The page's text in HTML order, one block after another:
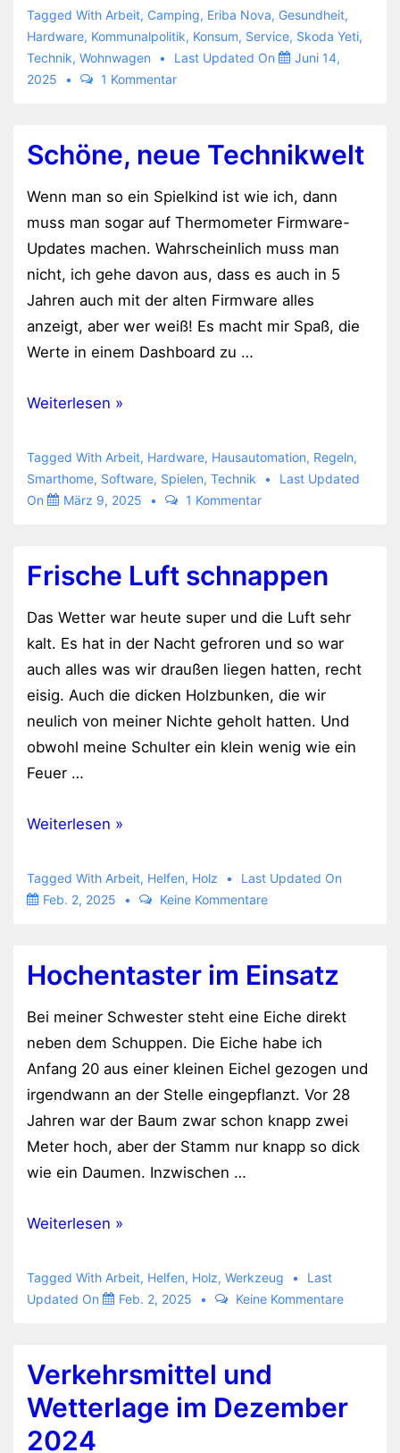
Gasdichtigkeitsprüfung
gemacht
Tagged With Arbeit, Camping, Eriba Nova, Gesundheit,
Hardware, Kommunalpolitik, Konsum, Service, Skoda Yeti,
Technik, Wohnwagen Last Updated On
Juni 14,
2025
1 Kommentar
Schöne, neue Technikwelt
Wenn man so ein Spielkind ist wie ich, dann
muss man sogar auf Thermometer Firmware-
Updates machen. Wahrscheinlich muss man
nicht, ich gehe davon aus, dass es auch in 5
Jahren auch mit der alten Firmware alles
anzeigt, aber wer weiß! Es macht mir Spaß, die
Werte in einem Dashboard zu …
Schöne,
Technikwelt
Weiterlesen »
Tagged With Arbeit, Hardware, Hausautomation, Regeln,
Smarthome, Software, Spielen, Technik
Last Updated
On
März 9, 2025 1 Kommentar
Frische Luft schnappen
Das Wetter war heute super und die Luft sehr
kalt. Es hat in der Nacht gefroren und so war
auch alles was wir draußen liegen hatten, recht
eisig. Auch die dicken Holzbunken, die wir
neulich von meiner Nichte geholt hatten. Und
obwohl meine Schulter ein klein wenig wie ein
Feuer …
Frische
schnappen
Weiterlesen »
Tagged With Arbeit, Helfen, Holz
Last Updated On
Feb. 2, 2025
Keine Kommentare
Hochentaster im Einsatz
Bei meiner Schwester steht eine Eiche direkt
neben dem Schuppen. Die Eiche habe ich
Anfang 20 aus einer kleinen Eichel gezogen und
irgendwann an der Stelle eingepflanzt. Vor 28
Jahren war der Baum zwar schon knapp zwei
Meter hoch, aber der Stamm nur knapp so dick
wie ein Daumen. Inzwischen …
Hochentaster
Einsatz
Weiterlesen »
Tagged With Arbeit, Helfen, Holz, Werkzeug
Last
Updated On
Feb. 2, 2025 Keine Kommentare
Verkehrsmittel und
Wetterlage im Dezember
2024